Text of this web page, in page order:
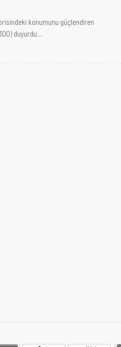
konumunu güçlendiren
duyurdu....